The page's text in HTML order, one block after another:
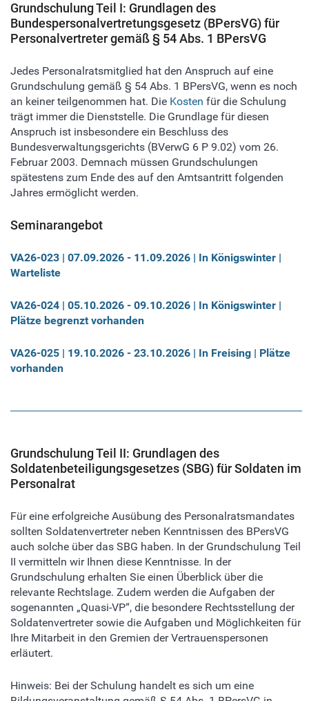
Grundschulung Teil I: Grundlagen des
Bundespersonalvertretungsgesetz (BPersVG) für
Personalvertreter gemäß § 54 Abs. 1 BPersVG
Jedes Personalratsmitglied hat den Anspruch auf eine
Grundschulung gemäß § 54 Abs. 1 BPersVG, wenn es noch
an keiner teilgenommen hat. Die Kosten für die Schulung
trägt immer die Dienststelle. Die Grundlage für diesen
Anspruch ist insbesondere ein Beschluss des
Bundesverwaltungsgerichts (BVerwG 6 P 9.02) vom 26.
Februar 2003. Demnach müssen Grundschulungen
spätestens zum Ende des auf den Amtsantritt folgenden
Jahres ermöglicht werden.
Seminarangebot
VA26-023 | 07.09.2026 - 11.09.2026 | In Königswinter |
Warteliste
VA26-024 | 05.10.2026 - 09.10.2026 | In Königswinter |
Plätze begrenzt vorhanden
VA26-025 | 19.10.2026 - 23.10.2026 | In Freising | Plätze
vorhanden
Grundschulung Teil II: Grundlagen des
Soldatenbeteiligungsgesetzes (SBG) für Soldaten im
Personalrat
Für eine erfolgreiche Ausübung des Personalratsmandates
sollten Soldatenvertreter neben Kenntnissen des BPersVG
auch solche über das SBG haben. In der Grundschulung Teil
II vermitteln wir Ihnen diese Kenntnisse. In der
Grundschulung erhalten Sie einen Überblick über die
relevante Rechtslage. Zudem werden die Aufgaben der
sogenannten „Quasi-VP“, die besondere Rechtsstellung der
Soldatenvertreter sowie die Aufgaben und Möglichkeiten für
Ihre Mitarbeit in den Gremien der Vertrauenspersonen
erläutert.
Hinweis: Bei der Schulung handelt es sich um eine